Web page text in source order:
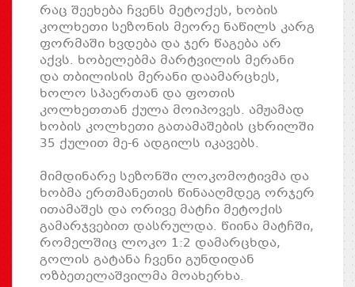
რაც შეეხება ჩვენს მეტოქეს, ხობის
კოლხეთი სეზონის მეორე ნაწილს კარგ
ფორმაში ხვდება და ჯერ წაგება არ
აქვს. ხობელებმა მარტვილის მერანი
და თბილისის მერანი დაამარცხეს,
ხოლო სპაერთან და ფოთის
კოლხეთთან ქულა მოიპოვეს. ამჟამად
ხობის კოლხეთი გათამაშების ცხრილში
35 ქულით მე-6 ადგილს იკავებს.
მიმდინარე სეზონში ლოკომოტივმა და
ხობმა ერთმანეთის წინააღმდეგ ორჯერ
ითამაშეს და ორივე მატჩი მეტოქის
გამარჯვებით დასრულდა. წიინა მატჩში,
რომელშიც ლოკო 1:2 დამარცხდა,
გოლის გატანა ჩვენი გუნდიდან
ოზბეთელაშვილმა მოახერხა.